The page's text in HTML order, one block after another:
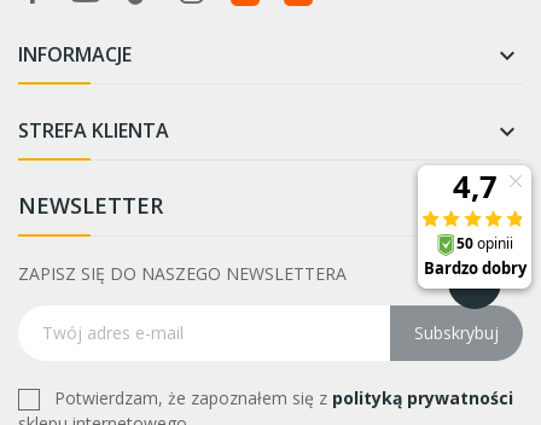
INFORMACJE 
STREFA KLIENTA 
NEWSLETTER
ZAPISZ SIĘ DO NASZEGO NEWSLETTERA
Subskrybuj
Potwierdzam, że zapoznałem się z polityką prywatności